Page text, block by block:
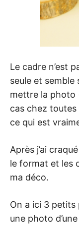
Le cadre n’est
seule et semble
mettre la photo
cas chez
ce qui est
Après j’ai
le format et les
ma déco.
On a ici 3
une photo